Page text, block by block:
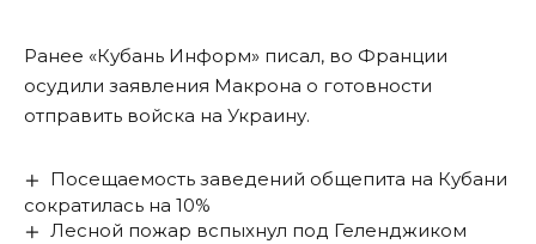
Ранее «Кубань Информ» писал, во Франции
осудили заявления Макрона о готовности
отправить войска на Украину.
Посещаемость заведений общепита на Кубани
сократилась на 10%
Лесной пожар вспыхнул под Геленджиком